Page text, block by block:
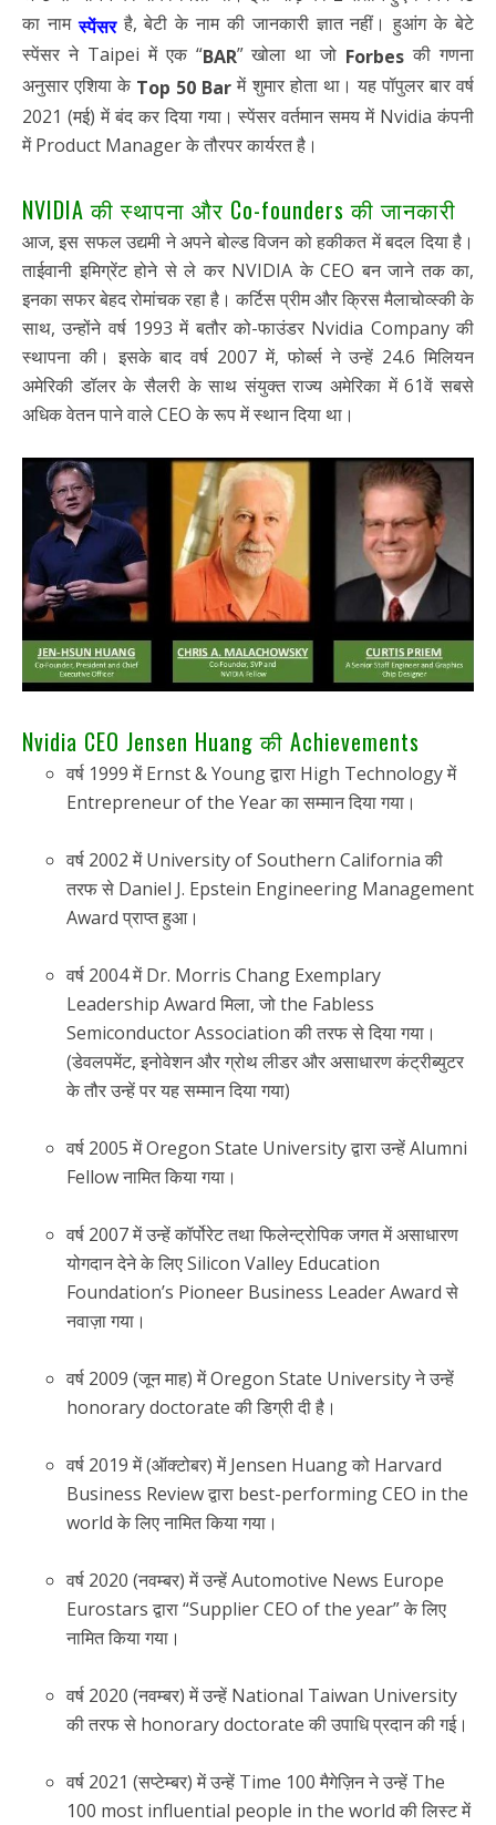
का नामस्पेंसरहै, बेटी के नाम की जानकारी ज्ञात नहीं। हुआंग के बेटे
स्पेंसर ने Taipei में एक “BAR” खोला था जो Forbes की गणना
अनुसार एशिया के Top 50 Barमें शुमार होता था। यह पॉपुलर बार वर्ष
2021 (मई) में बंद कर दिया गया। स्पेंसर वर्तमान समय में Nvidia कंपनी
में Product Manager के तौरपर कार्यरत है।
NVIDIA की स्थापना और Co-founders की जानकारी
आज, इस सफल उद्यमी ने अपने बोल्ड विजन को हकीकत में बदल दिया है।
ताईवानी इमिग्रेंट होने से ले कर NVIDIA के CEO बन जाने तक का,
इनका सफर बेहद रोमांचक रहा है। कर्टिस प्रीम और क्रिस मैलाचोव्स्की के
साथ, उन्होंने वर्ष 1993 में बतौर को-फाउंडर Nvidia Company की
स्थापना की। इसके बाद वर्ष 2007 में, फोर्ब्स ने उन्हें 24.6 मिलियन
अमेरिकी डॉलर के सैलरी के साथ संयुक्त राज्य अमेरिका में 61वें सबसे
अधिक वेतन पाने वाले CEO के रूप में स्थान दिया था।
Nvidia CEO Jensen Huang की Achievements
वर्ष 1999 में Ernst & Young द्वारा High Technology में
Entrepreneur of the Year का सम्मान दिया गया।
वर्ष 2002 में University of Southern California की
तरफ से Daniel J. Epstein Engineering Management
Award प्राप्त हुआ।
वर्ष 2004 में Dr. Morris Chang Exemplary
Leadership Award मिला, जो the Fabless
Semiconductor Association की तरफ से दिया गया।
(डेवलपमेंट, इनोवेशन और ग्रोथ लीडर और असाधारण कंट्रीब्युटर
के तौर उन्हें पर यह सम्मान दिया गया)
वर्ष 2005 में Oregon State University द्वारा उन्हें Alumni
Fellow नामित किया गया।
वर्ष 2007 में उन्हें कॉर्पोरेट तथा फिलेन्ट्रोपिक जगत में असाधारण
योगदान देने के लिए Silicon Valley Education
Foundation’s Pioneer Business Leader Award से
नवाज़ा गया।
वर्ष 2009 (जून माह) में Oregon State University ने उन्हें
honorary doctorate की डिग्री दी है।
वर्ष 2019 में (ऑक्टोबर) में Jensen Huang को Harvard
Business Review द्वारा best-performing CEO in the
world के लिए नामित किया गया।
वर्ष 2020 (नवम्बर) में उन्हें Automotive News Europe
Eurostars द्वारा “Supplier CEO of the year” के लिए
नामित किया गया।
वर्ष 2020 (नवम्बर) में उन्हें National Taiwan University
की तरफ से honorary doctorate की उपाधि प्रदान की गई।
वर्ष 2021 (सप्टेम्बर) में उन्हें Time 100 मैगेज़िन ने उन्हें The
100 most influential people in the world की लिस्ट में